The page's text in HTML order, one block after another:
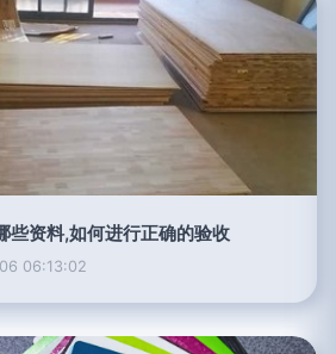
些资料,如何进行正确的验收
06:13:02